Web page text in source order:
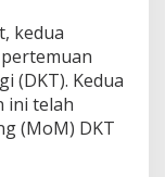
kedua
(DKT). Kedua
ini telah
(MoM) DKT